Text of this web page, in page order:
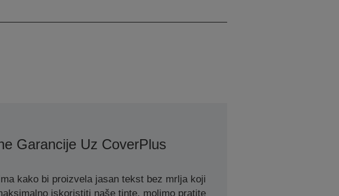
Garancije Uz CoverPlus
kako bi proizvela jasan tekst bez mrlja koji
iskoristiti naše tinte, molimo pratite